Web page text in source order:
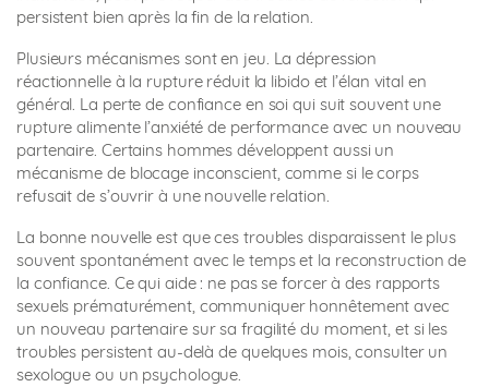
persistent bien après la fin de la relation.
Plusieurs mécanismes sont en jeu. La dépression
réactionnelle à la rupture réduit la libido et l’élan vital en
général. La perte de confiance en soi qui suit souvent une
rupture alimente l’anxiété de performance avec un nouveau
partenaire. Certains hommes développent aussi un
mécanisme de blocage inconscient, comme si le corps
refusait de s’ouvrir à une nouvelle relation.
La bonne nouvelle est que ces troubles disparaissent le plus
souvent spontanément avec le temps et la reconstruction de
la confiance. Ce qui aide : ne pas se forcer à des rapports
sexuels prématurément, communiquer honnêtement avec
un nouveau partenaire sur sa fragilité du moment, et si les
troubles persistent au-delà de quelques mois, consulter un
sexologue ou un psychologue.